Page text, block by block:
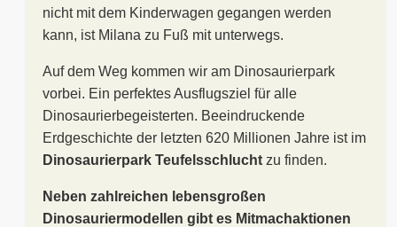
nicht mit dem Kinderwagen gegangen werden
kann, ist Milana zu Fuß mit unterwegs.
Auf dem Weg kommen wir am Dinosaurierpark
vorbei. Ein perfektes Ausflugsziel für alle
Dinosaurierbegeisterten. Beeindruckende
Erdgeschichte der letzten 620 Millionen Jahre ist im
Dinosaurierpark Teufelsschlucht zu finden.
Neben zahlreichen lebensgroßen
Dinosauriermodellen gibt es Mitmachaktionen